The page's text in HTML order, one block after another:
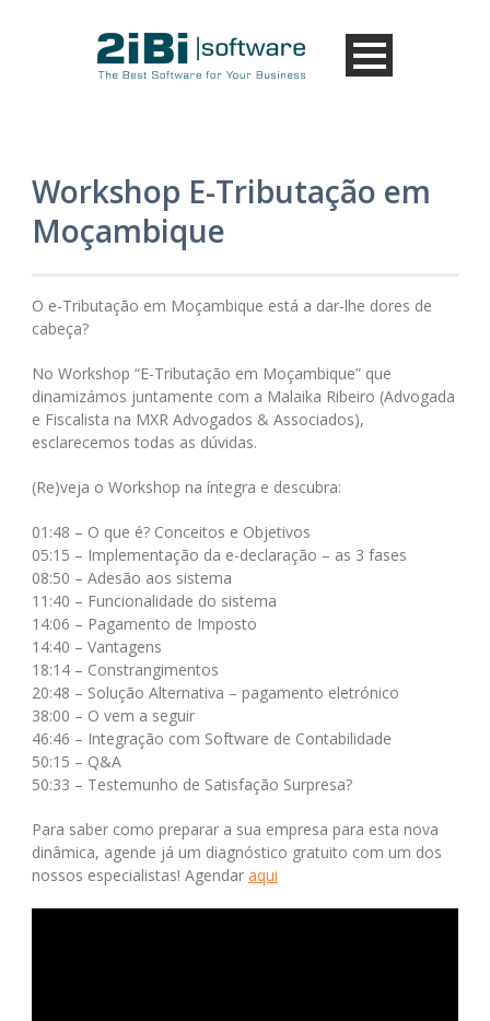
Workshop E-Tributação em
Moçambique
O e-Tributação em Moçambique está a dar-lhe dores de
cabeça?
No Workshop “E-Tributação em Moçambique” que
dinamizámos juntamente com a Malaika Ribeiro (Advogada
e Fiscalista na MXR Advogados & Associados),
esclarecemos todas as dúvidas.
(Re)veja o Workshop na íntegra e descubra:
01:48 – O que é? Conceitos e Objetivos
05:15 – Implementação da e-declaração – as 3 fases
08:50 – Adesão aos sistema
11:40 – Funcionalidade do sistema
14:06 – Pagamento de Imposto
14:40 – Vantagens
18:14 – Constrangimentos
20:48 – Solução Alternativa – pagamento eletrónico
38:00 – O vem a seguir
46:46 – Integração com Software de Contabilidade
50:15 – Q&A
50:33 – Testemunho de Satisfação Surpresa?
Para saber como preparar a sua empresa para esta nova
dinâmica, agende já um diagnóstico gratuito com um dos
nossos especialistas! Agendar aqui